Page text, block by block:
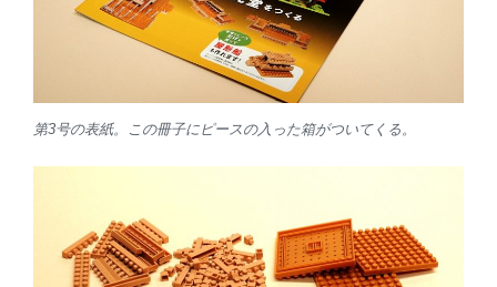
第3号の表紙。この冊子にピースの入った箱がついてくる。